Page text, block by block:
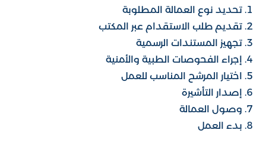
تحديد نوع العمالة المطلوبة
تقديم طلب الاستقدام عبر المكتب
تجهيز المستندات الرسمية
إجراء الفحوصات الطبية والأمنية
اختيار المرشح المناسب للعمل
إصدار التأشيرة
وصول العمالة
بدء العمل